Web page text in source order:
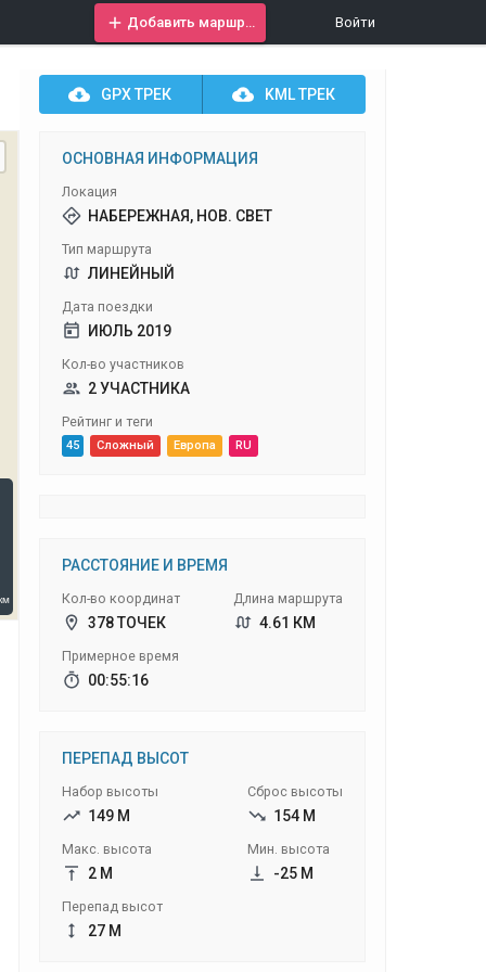
Войти
GPXТРЕК KMLТРЕК
ОСНОВНАЯ ИНФОРМАЦИЯ
Локация
НАБЕРЕЖНАЯ, НОВ. СВЕТ
Тип маршрута
ЛИНЕЙНЫЙ
Дата поездки
ИЮЛЬ 2019
Кол-во участников
2 УЧАСТНИКА
Рейтинг и теги
45 Сложный Европа RU
РАССТОЯНИЕ И ВРЕМЯ
Кол-во координат
378 ТОЧЕК
Примерное время
00:55:16
Длина маршрута
4.61 КМ
ПЕРЕПАД ВЫСОТ
Набор высоты
149 М
Макс. высота
2 М
Перепад высот
27 М
Сброс высоты
154 М
Мин. высота
-25 М